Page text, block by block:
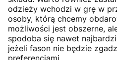
odzieży wchodzi w grę w
osoby, którą chcemy
możliwości jest obszerne,
spodoba się nawet
jeżeli fason nie będzie
preferencjami.